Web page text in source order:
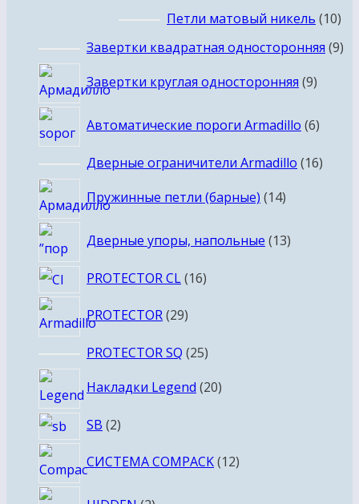
товаров
Петли матовый никель 1010
Завертки квадратная односторонняя 99
Завертки круглая односторонняя 99
Автоматические пороги Armadillo 66
Дверные ограничители Armadillo 1616
Пружинные петли (барные) 1414
Дверные упоры, напольные 1313
PROTECTOR CL 1616
PROTECTOR 2929
PROTECTOR SQ 2525
Накладки Legend 2020
SB 22
СИСТЕМА COMPACK 1212
2